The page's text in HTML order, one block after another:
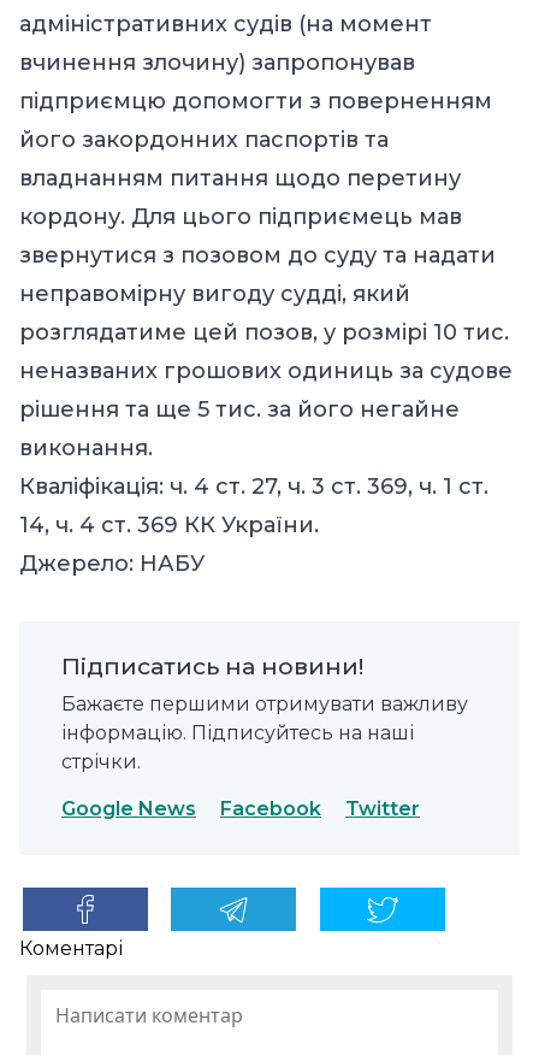
адміністративних судів (на момент
вчинення злочину) запропонував
підприємцю допомогти з поверненням
його закордонних паспортів та
владнанням питання щодо перетину
кордону. Для цього підприємець мав
звернутися з позовом до суду та надати
неправомірну вигоду судді, який
розглядатиме цей позов, у розмірі 10 тис.
неназваних грошових одиниць за судове
рішення та ще 5 тис. за його негайне
виконання.
Кваліфікація: ч. 4 ст. 27, ч. 3 ст. 369, ч. 1 ст.
14, ч. 4 ст. 369 КК України.
Джерело: НАБУ
Підписатись на новини!
Бажаєте першими отримувати важливу
інформацію. Підписуйтесь на наші
стрічки.
Google News Facebook Twitter
Коментарі